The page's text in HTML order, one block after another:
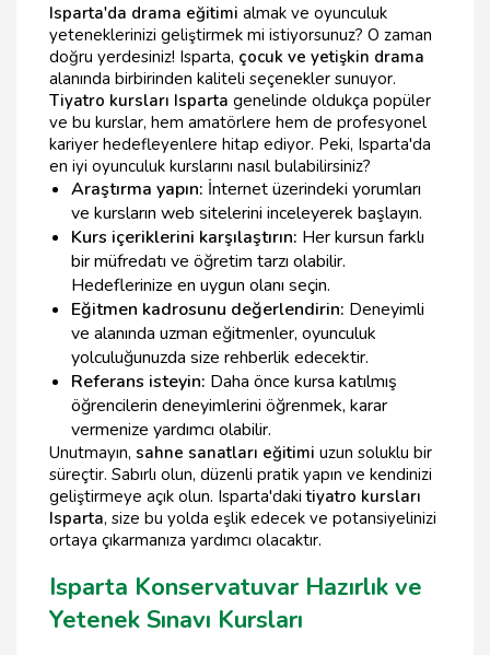
Isparta'da drama eğitimi almak ve oyunculuk
yeteneklerinizi geliştirmek mi istiyorsunuz? O zaman
doğru yerdesiniz! Isparta, çocuk ve yetişkin drama
alanında birbirinden kaliteli seçenekler sunuyor.
Tiyatro kursları Isparta genelinde oldukça popüler
ve bu kurslar, hem amatörlere hem de profesyonel
kariyer hedefleyenlere hitap ediyor. Peki, Isparta'da
en iyi oyunculuk kurslarını nasıl bulabilirsiniz?
Araştırma yapın: İnternet üzerindeki yorumları
ve kursların web sitelerini inceleyerek başlayın.
Kurs içeriklerini karşılaştırın: Her kursun farklı
bir müfredatı ve öğretim tarzı olabilir.
Hedeflerinize en uygun olanı seçin.
Eğitmen kadrosunu değerlendirin: Deneyimli
ve alanında uzman eğitmenler, oyunculuk
yolculuğunuzda size rehberlik edecektir.
Referans isteyin: Daha önce kursa katılmış
öğrencilerin deneyimlerini öğrenmek, karar
vermenize yardımcı olabilir.
Unutmayın, sahne sanatları eğitimi uzun soluklu bir
süreçtir. Sabırlı olun, düzenli pratik yapın ve kendinizi
geliştirmeye açık olun. Isparta'dakitiyatro kursları
Isparta, size bu yolda eşlik edecek ve potansiyelinizi
ortaya çıkarmanıza yardımcı olacaktır.
Isparta Konservatuvar Hazırlık ve
Yetenek Sınavı Kursları